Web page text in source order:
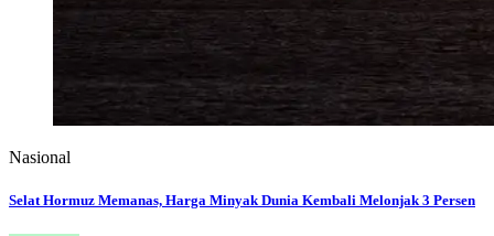
Nasional
Selat Hormuz Memanas, Harga Minyak Dunia Kembali Melonjak 3 Persen